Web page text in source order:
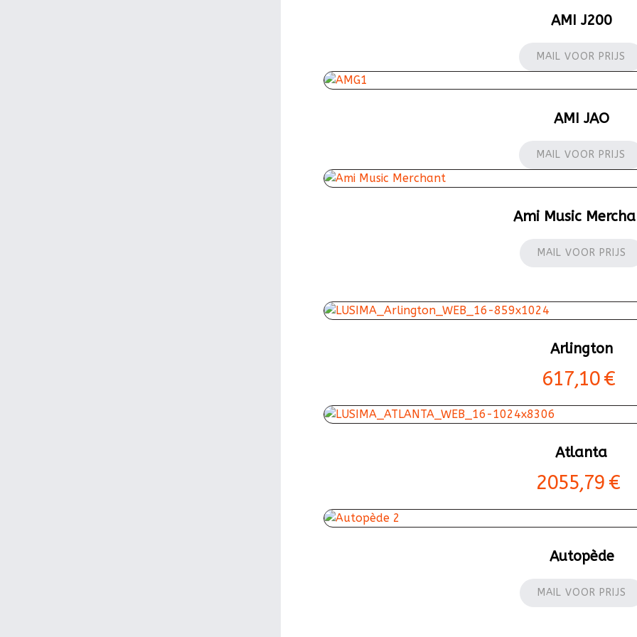
AMI J200
MAIL VOOR PRIJS
AMI JAO
MAIL VOOR PRIJS
Ami Music
MAIL VOOR PRIJS
Arlington
617,10 €
Atlanta
2055,79 €
Autopède
MAIL VOOR PRIJS